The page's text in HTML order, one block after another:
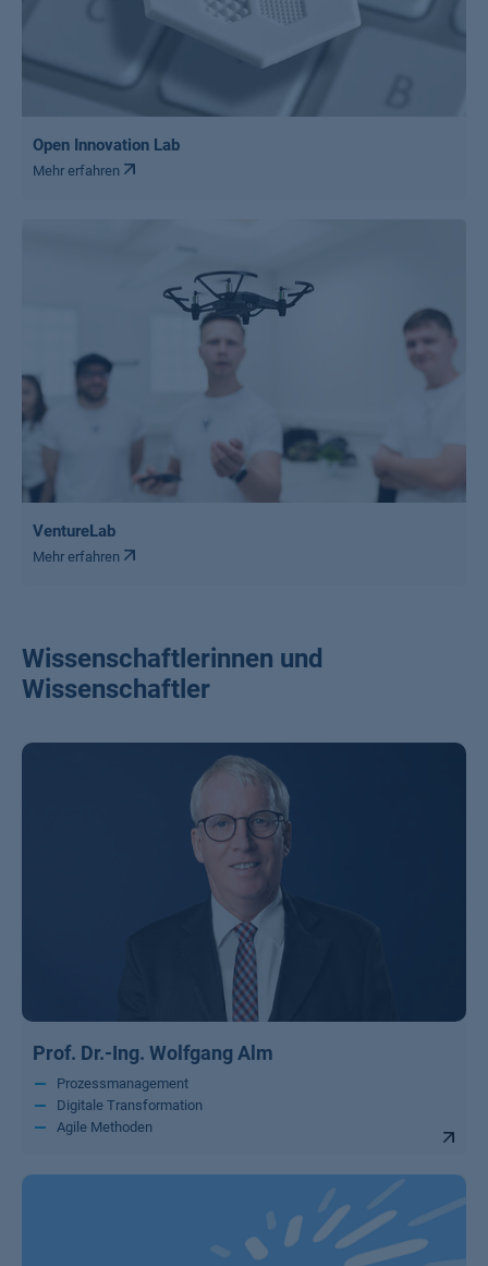
Open Innovation Lab
Mehr erfahren
VentureLab
Mehr erfahren
Wissenschaftlerinnen und
Wissenschaftler
Prof. Dr.-Ing. Wolfgang Alm
Prozessmanagement
Digitale Transformation
Agile Methoden